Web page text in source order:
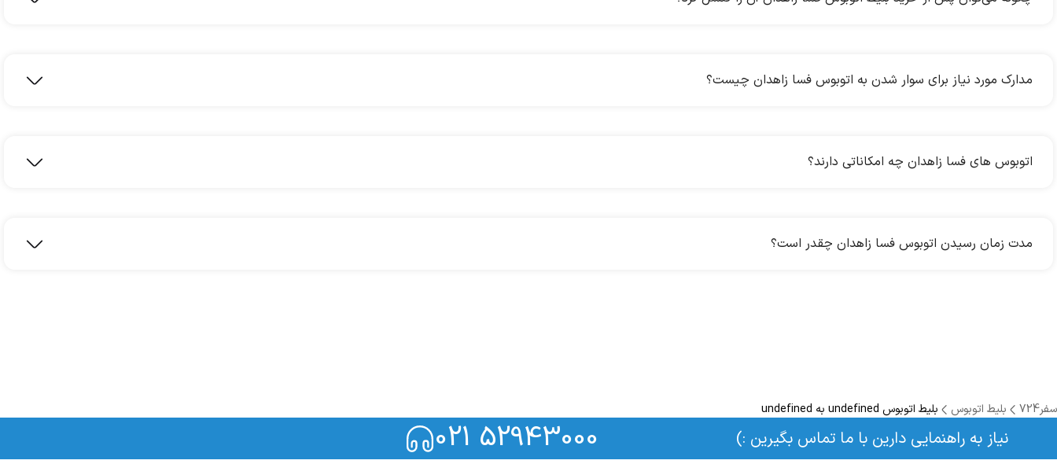
مدارک مورد نیاز برای سوار شدن به اتوبوس فسا زاهدان چیست؟
اتوبوس های فسا زاهدان چه امکاناتی دارند؟
مدت زمان رسیدن اتوبوس فسا زاهدان چقدر است؟
سفر724 بلیط اتوبوس بلیط اتوبوس undefined به undefined
نیاز به راهنمایی دارین با ما تماس بگیرین :) 021 52943000